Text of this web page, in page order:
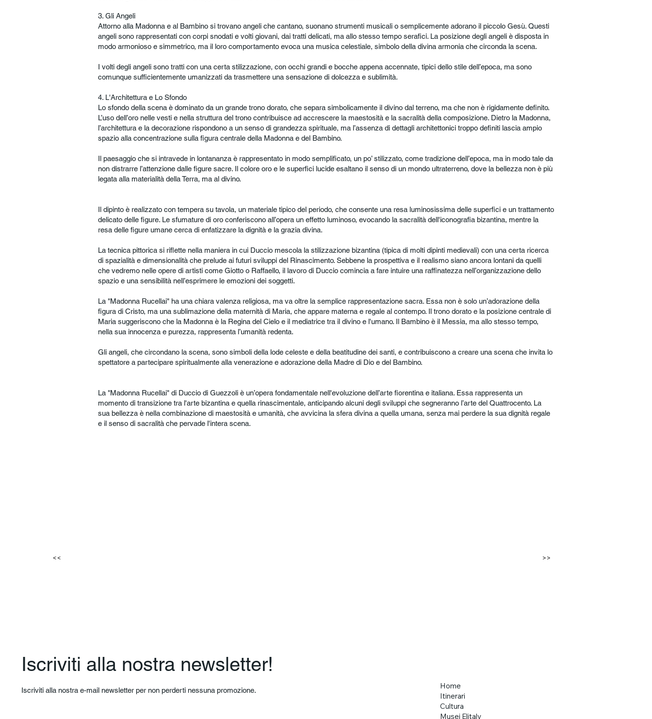
3. Gli Angeli
Attorno alla Madonna e al Bambino si trovano angeli che cantano, suonano strumenti musicali o semplicemente adorano il piccolo Gesù. Questi
angeli sono rappresentati con corpi snodati e volti giovani, dai tratti delicati, ma allo stesso tempo serafici. La posizione degli angeli è disposta in
modo armonioso e simmetrico, ma il loro comportamento evoca una musica celestiale, simbolo della divina armonia che circonda la scena.
I volti degli angeli sono tratti con una certa stilizzazione, con occhi grandi e bocche appena accennate, tipici dello stile dell’epoca, ma sono
comunque sufficientemente umanizzati da trasmettere una sensazione di dolcezza e sublimità.
4. L'Architettura e Lo Sfondo
Lo sfondo della scena è dominato da un grande trono dorato, che separa simbolicamente il divino dal terreno, ma che non è rigidamente definito.
L’uso dell’oro nelle vesti e nella struttura del trono contribuisce ad accrescere la maestosità e la sacralità della composizione. Dietro la Madonna,
l’architettura e la decorazione rispondono a un senso di grandezza spirituale, ma l’assenza di dettagli architettonici troppo definiti lascia ampio
spazio alla concentrazione sulla figura centrale della Madonna e del Bambino.
Il paesaggio che si intravede in lontananza è rappresentato in modo semplificato, un po’ stilizzato, come tradizione dell’epoca, ma in modo tale da
non distrarre l’attenzione dalle figure sacre. Il colore oro e le superfici lucide esaltano il senso di un mondo ultraterreno, dove la bellezza non è più
legata alla materialità della Terra, ma al divino.
Il dipinto è realizzato con tempera su tavola, un materiale tipico del periodo, che consente una resa luminosissima delle superfici e un trattamento
delicato delle figure. Le sfumature di oro conferiscono all’opera un effetto luminoso, evocando la sacralità dell'iconografia bizantina, mentre la
resa delle figure umane cerca di enfatizzare la dignità e la grazia divina.
La tecnica pittorica si riflette nella maniera in cui Duccio mescola la stilizzazione bizantina (tipica di molti dipinti medievali) con una certa ricerca
di spazialità e dimensionalità che prelude ai futuri sviluppi del Rinascimento. Sebbene la prospettiva e il realismo siano ancora lontani da quelli
che vedremo nelle opere di artisti come Giotto o Raffaello, il lavoro di Duccio comincia a fare intuire una raffinatezza nell’organizzazione dello
spazio e una sensibilità nell’esprimere le emozioni dei soggetti.
La "Madonna Rucellai" ha una chiara valenza religiosa, ma va oltre la semplice rappresentazione sacra. Essa non è solo un’adorazione della
figura di Cristo, ma una sublimazione della maternità di Maria, che appare materna e regale al contempo. Il trono dorato e la posizione centrale di
Maria suggeriscono che la Madonna è la Regina del Cielo e il mediatrice tra il divino e l'umano. Il Bambino è il Messia, ma allo stesso tempo,
nella sua innocenza e purezza, rappresenta l’umanità redenta.
Gli angeli, che circondano la scena, sono simboli della lode celeste e della beatitudine dei santi, e contribuiscono a creare una scena che invita lo
spettatore a partecipare spiritualmente alla venerazione e adorazione della Madre di Dio e del Bambino.
La "Madonna Rucellai" di Duccio di Guezzoli è un’opera fondamentale nell'evoluzione dell’arte fiorentina e italiana. Essa rappresenta un
momento di transizione tra l'arte bizantina e quella rinascimentale, anticipando alcuni degli sviluppi che segneranno l’arte del Quattrocento. La
sua bellezza è nella combinazione di maestosità e umanità, che avvicina la sfera divina a quella umana, senza mai perdere la sua dignità regale
e il senso di sacralità che pervade l'intera scena.
<< >>
Iscriviti alla nostra newsletter!
Iscriviti alla nostra e-mail newsletter per non perderti nessuna promozione.
Home
Itinerari
Cultura
Musei Elitaly